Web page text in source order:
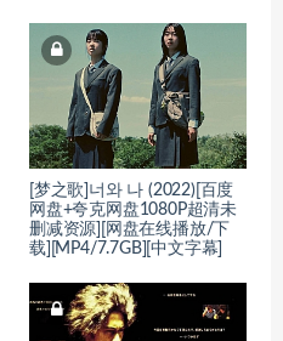
[梦之歌]너와 나 (2022)[百度
网盘+夸克网盘1080P超清未
删减资源][网盘在线播放/下
载][MP4/7.7GB][中文字幕]